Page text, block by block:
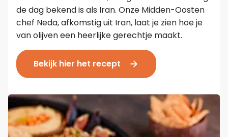
de dag bekend is als Iran. Onze Midden-Oosten
chef Neda, afkomstig uit Iran, laat je zien hoe je
van olijven een heerlijke gerechtje maakt.
Bekijk hier het recept